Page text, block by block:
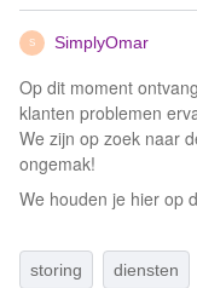
S SimplyOmar
Op dit moment
klanten problemen
We zijn op zoek naar
ongemak!
We houden je hier op
storing diensten